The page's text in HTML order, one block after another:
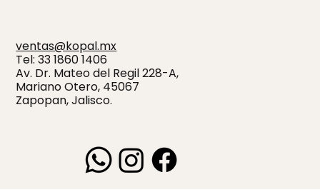
ventas@kopal.mx
Tel: 33 1860 1406
Av. Dr. Mateo del Regil 228-A,
Mariano Otero, 45067
Zapopan, Jalisco.